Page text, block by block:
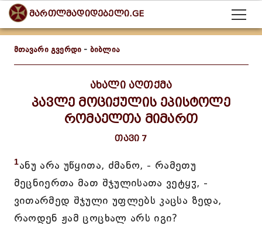
მართლმადიდებელი.GE
მთავარი გვერდი - ბიბლია
ახალი აღთქმა
პავლე მოციქულის ეპისტოლე
რომაელთა მიმართ
თავი 7
1ანუ არა უწყითა, ძმანო, - რამეთუ
მეცნიერთა მათ შჯულისათა ვეტყჳ, -
ვითარმედ შჯული უფლებს კაცსა ზედა,
რაოდენ ჟამ ცოცხალ არს იგი?